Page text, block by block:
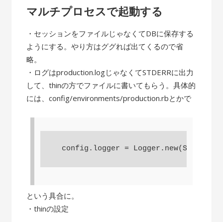
マルチプロセスで起動する
・セッションをファイルじゃなくてDBに保存する
ようにする。やり方はググれば出てくるので省
略。
・ログはproduction.logじゃなくてSTDERRに出力
して、thinの方でファイルに書いてもらう。具体的
には、config/environments/production.rbとかで
  config.logger = Logger.new(STDOUT)
という具合に。
・thinの設定